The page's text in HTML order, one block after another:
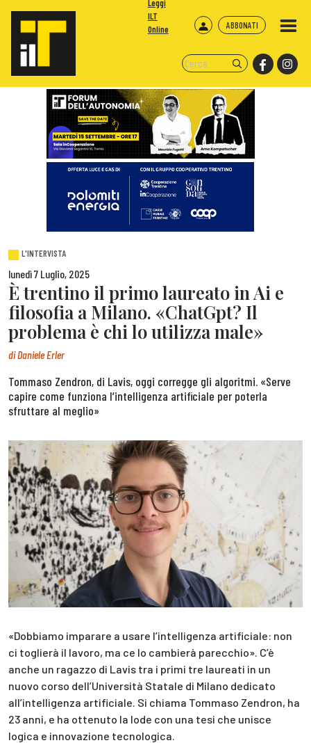
ABBONATI
Leggi
ILT
Online
L'INTERVISTA
lunedì 7 Luglio, 2025
È trentino il primo laureato in Ai e
filosofia a Milano. «ChatGpt? Il
problema è chi lo utilizza male»
diDaniele Erler
Tommaso Zendron, di Lavis, oggi corregge gli algoritmi. «Serve
capire come funziona l’intelligenza artificiale per poterla
sfruttare al meglio»
«Dobbiamo imparare a usare l’intelligenza artificiale: non
ci toglierà il lavoro, ma ce lo cambierà parecchio». C’è
anche un ragazzo di Lavis tra i primi tre laureati in un
nuovo corso dell’Università Statale di Milano dedicato
all’intelligenza artificiale. Si chiama Tommaso Zendron, ha
23 anni, e ha ottenuto la lode con una tesi che unisce
logica e innovazione tecnologica.